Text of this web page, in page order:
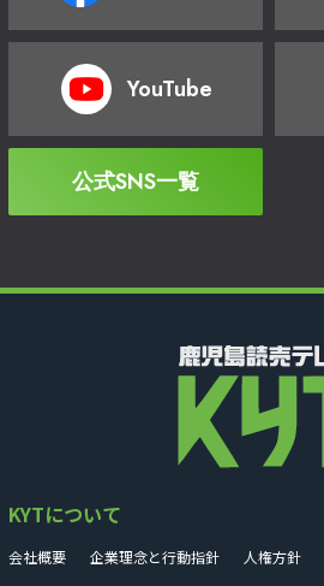
YouTube
公式SNS一覧
KYTについて
会社概要 企業理念と行動指針 人権方針